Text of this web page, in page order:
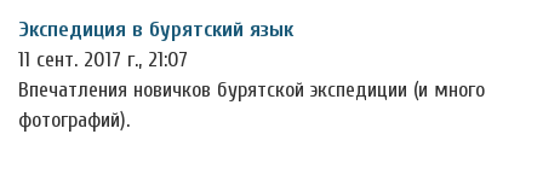
Экспедиция в бурятский язык
11 сент. 2017 г., 21:07
Впечатления новичков бурятской экспедиции (и много
фотографий).